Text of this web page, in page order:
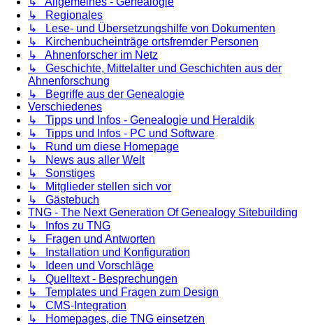
↳ Regionales
↳ Lese- und Übersetzungshilfe von Dokumenten
↳ Kirchenbucheinträge ortsfremder Personen
↳ Ahnenforscher im Netz
↳ Geschichte, Mittelalter und Geschichten aus der
Ahnenforschung
↳ Begriffe aus der Genealogie
Verschiedenes
↳ Tipps und Infos - Genealogie und Heraldik
↳ Tipps und Infos - PC und Software
↳ Rund um diese Homepage
↳ News aus aller Welt
↳ Sonstiges
↳ Mitglieder stellen sich vor
↳ Gästebuch
TNG - The Next Generation Of Genealogy Sitebuilding
↳ Infos zu TNG
↳ Fragen und Antworten
↳ Installation und Konfiguration
↳ Ideen und Vorschläge
↳ Quelltext - Besprechungen
↳ Templates und Fragen zum Design
↳ CMS-Integration
↳ Homepages, die TNG einsetzen